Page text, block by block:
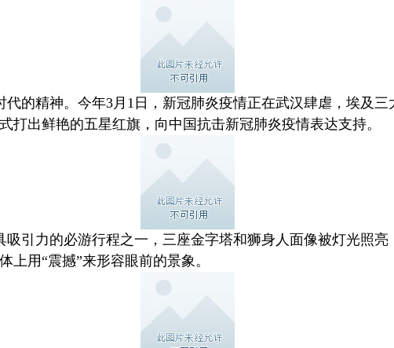
的精神。今年3月1日，新冠肺炎疫情正在武汉肆虐，埃及
打出鲜艳的五星红旗，向中国抗击新冠肺炎疫情表达支持。
引力的必游行程之一，三座金字塔和狮身人面像被灯光照
用“震撼”来形容眼前的景象。